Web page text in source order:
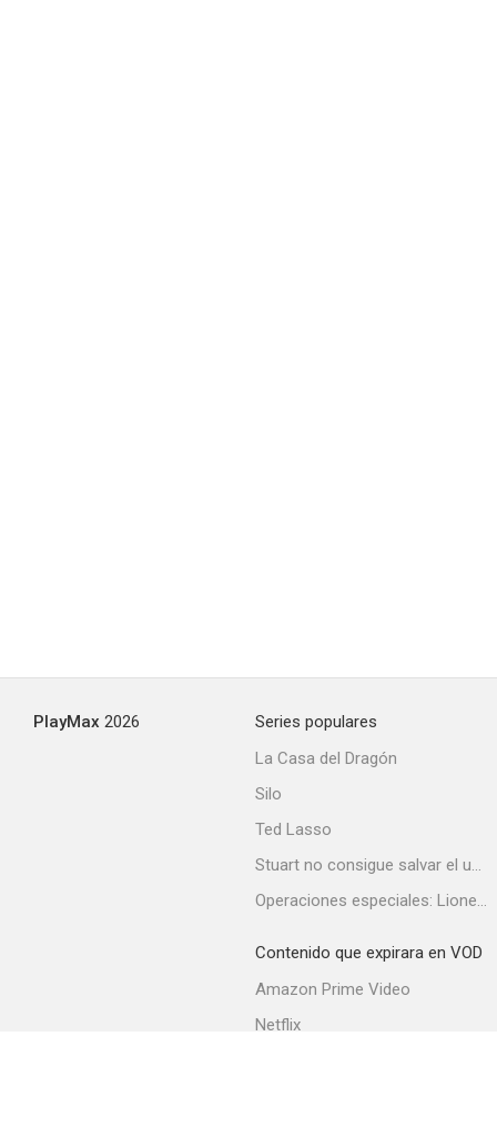
PlayMax 2026
Series populares
La Casa del Dragón
Silo
Ted Lasso
Stuart no consigue salvar el universo
Operaciones especiales: Lioness
Contenido que expirara en VOD
Amazon Prime Video
Netflix